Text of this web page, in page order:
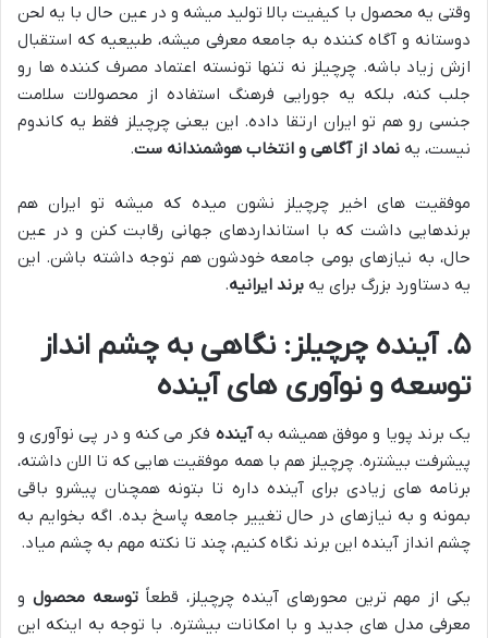
وقتی یه محصول با کیفیت بالا تولید میشه و در عین حال با یه لحن
دوستانه و آگاه کننده به جامعه معرفی میشه، طبیعیه که استقبال
ازش زیاد باشه. چرچیلز نه تنها تونسته اعتماد مصرف کننده ها رو
جلب کنه، بلکه یه جورایی فرهنگ استفاده از محصولات سلامت
جنسی رو هم تو ایران ارتقا داده. این یعنی چرچیلز فقط یه کاندوم
نیست، یه نماد از آگاهی و انتخاب هوشمندانه ست.
موفقیت های اخیر چرچیلز نشون میده که میشه تو ایران هم
برندهایی داشت که با استانداردهای جهانی رقابت کنن و در عین
حال، به نیازهای بومی جامعه خودشون هم توجه داشته باشن. این
یه دستاورد بزرگ برای یه برند ایرانیه.
۵. آینده چرچیلز: نگاهی به چشم انداز
توسعه و نوآوری های آینده
یک برند پویا و موفق همیشه بهآینده فکر می کنه و در پی نوآوری و
پیشرفت بیشتره. چرچیلز هم با همه موفقیت هایی که تا الان داشته،
برنامه های زیادی برای آینده داره تا بتونه همچنان پیشرو باقی
بمونه و به نیازهای در حال تغییر جامعه پاسخ بده. اگه بخوایم به
چشم انداز آینده این برند نگاه کنیم، چند تا نکته مهم به چشم میاد.
یکی از مهم ترین محورهای آینده چرچیلز، قطعاًتوسعه محصول و
معرفی مدل های جدید و با امکانات بیشتره. با توجه به اینکه این